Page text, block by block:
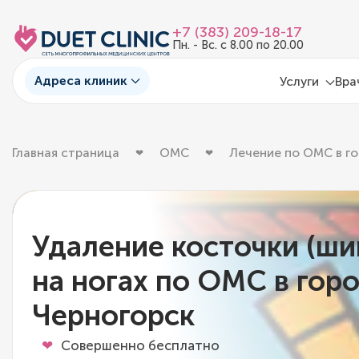
+7 (383) 209-18-17
Пн. - Вс. с 8.00 по 20.00
Адреса клиник Услуги
Главная страница ОМС Лечение по ОМС в
Удаление косточки
на ногах по ОМС в
Черногорск
Совершенно бесплатно